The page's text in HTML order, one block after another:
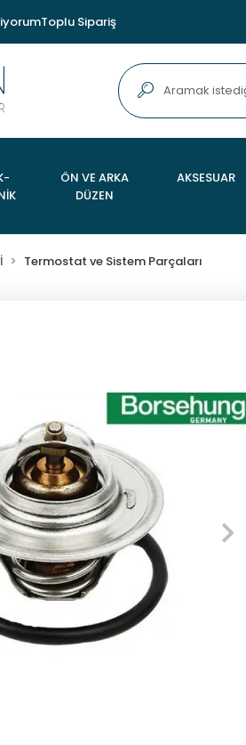
Toplu Sipariş
ÖN VE ARKA
DÜZEN
AKSESUAR
Termostat ve Sistem Parçaları